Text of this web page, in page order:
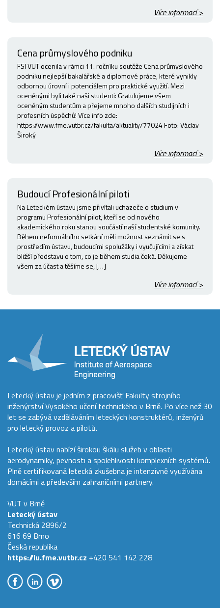
Více informací >
Cena průmyslového podniku
FSI VUT ocenila v rámci 11. ročníku soutěže Cena průmyslového
podniku nejlepší bakalářské a diplomové práce, které vynikly
odbornou úrovní i potenciálem pro praktické využití. Mezi
oceněnými byli také naši studenti: Gratulujeme všem
oceněným studentům a přejeme mnoho dalších studijních i
profesních úspěchů! Více info zde:
https://www.fme.vutbr.cz/fakulta/aktuality/77024 Foto: Václav
Široký
Více informací >
Budoucí Profesionální piloti
Na Leteckém ústavu jsme přivítali uchazeče o studium v
programu Profesionální pilot, kteří se od nového
akademického roku stanou součástí naší studentské komunity.
Během neformálního setkání měli možnost seznámit se s
prostředím ústavu, budoucími spolužáky i vyučujícími a získat
bližší představu o tom, co je během studia čeká. Děkujeme
všem za účast a těšíme se, […]
Více informací >
Letecký ústav je jedním z pracovišť Fakulty strojního
inženýrství Vysokého učení technického v Brně. Po více než 30
let se zabývá vzděláváním leteckých konstruktérů, inženýrů
pro letecký provoz a pilotů.
Letecký ústav nabízí širokou škálu služeb v oblasti
aerodynamiky, pevnosti a spolehlivosti komplexních systémů.
Plně certifikovaná letecká zkušebna je intenzivně využívána
domácími a především zahraničními partnery.
VUT v Brně
Letecký ústav
Technická 2896/2
616 69 Brno
Česká republika
https://lu.fme.vutbr.cz +420 541 142 228